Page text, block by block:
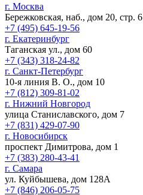
г. Москва
Бережковская, наб., дом 20, стр. 6
+7 (495) 645-19-56
г. Екатеринбург
Таганская ул., дом 60
+7 (343) 318-24-82
г. Санкт-Петербург
10-я линия В. О., дом 10
+7 (812) 309-81-02
г. Нижний Новгород
улица Станиславского, дом 7
+7 (831) 429-07-90
г. Новосибирск
проспект Димитрова, дом 1
+7 (383) 280-43-41
г. Самара
ул. Куйбышева, дом 128А
+7 (846) 206-05-75